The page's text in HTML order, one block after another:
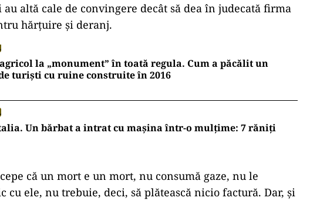
altă cale de convingere decât să dea în judecată firma
hărțuire și deranj.
la „monument” în toată regula. Cum a păcălit un
turiști cu ruine construite în 2016
Un bărbat a intrat cu mașina într-o mulțime: 7 răniți
că un mort e un mort, nu consumă gaze, nu le
cu ele, nu trebuie, deci, să plătească nicio factură. Dar, și